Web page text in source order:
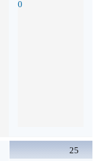
0
25